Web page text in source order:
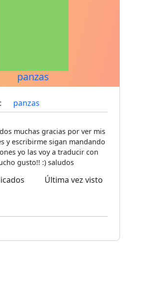
panzas
panzas
muchas gracias por ver mis
y escribirme sigan mandando
yo las voy a traducir con
gusto!! :) saludos
Última vez visto